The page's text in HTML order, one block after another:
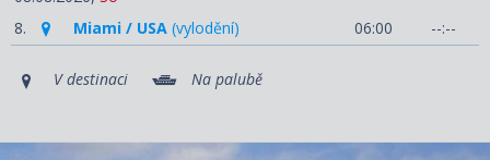
8.
Miami / USA (vylodění) 06:00 --:--
V destinaci Na palubě